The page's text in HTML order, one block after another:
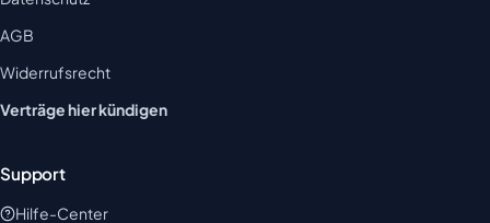
AGB
Widerrufsrecht
Verträge hier kündigen
Support
Hilfe-Center